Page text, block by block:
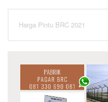
Harga Pintu BRC 2021